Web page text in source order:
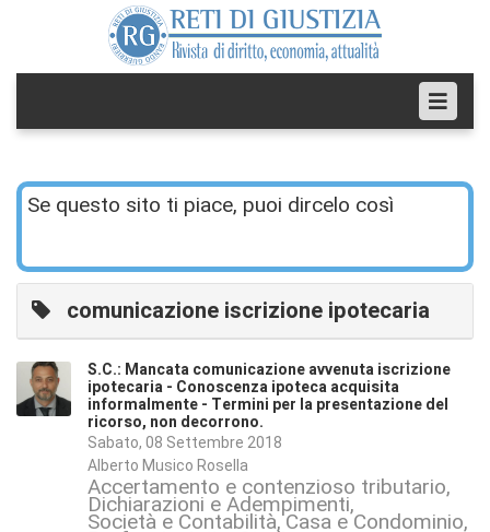
Se questo sito ti piace, puoi dircelo così
comunicazione iscrizione ipotecaria
S.C.: Mancata comunicazione avvenuta iscrizione
ipotecaria - Conoscenza ipoteca acquisita
informalmente - Termini per la presentazione del
ricorso, non decorrono.
Sabato, 08 Settembre 2018
Alberto Musico Rosella
Accertamento e contenzioso tributario
Dichiarazioni e Adempimenti
Società e Contabilità Casa e Condominio